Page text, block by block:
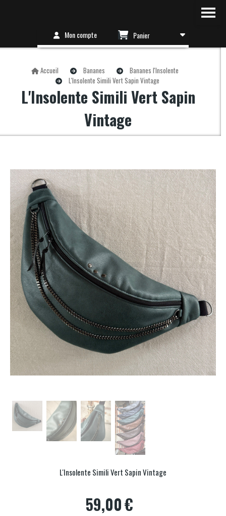
Mon compte Panier
Accueil Bananes
Bananes l'Insolente
L'Insolente Simili Vert Sapin Vintage
L'Insolente Simili Vert Sapin
Vintage
L'Insolente Simili Vert Sapin Vintage
59,00€